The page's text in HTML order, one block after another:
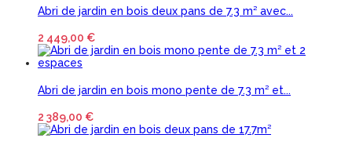
Abri de jardin en bois deux pans de 7.3 m² avec...
2 449,00 €
Abri de jardin en bois mono pente de 7.3 m² et...
2 389,00 €